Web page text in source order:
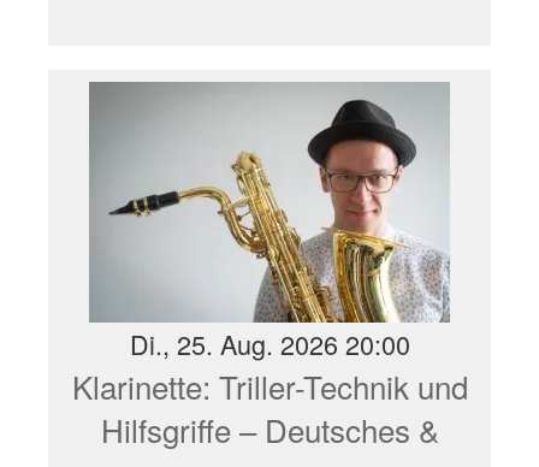
Di., 25. Aug. 2026 20:00
Klarinette: Triller-Technik und
Hilfsgriffe – Deutsches &